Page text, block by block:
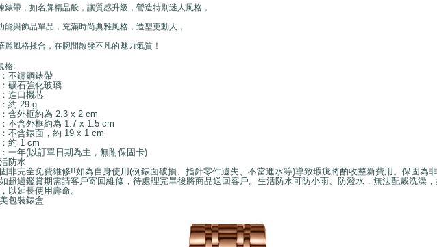
錶帶，如名牌精品般，讓質感升級，營造特別迷人風格，
能與飾品單品，充滿時尚典雅風格，造型更動人，
麗風格揉合，在腕間散發不凡的魅力氣質！
格:
不鏽鋼錶帶
礦石強化玻璃
進口機芯
約 29 g
含外框約為 2.3 x 2 cm
不含外框約為 1.7 x 1.5 cm
不含錶面，約 19 x 1 cm
約 1 cm
一年(以訂單日期為主，無附保固卡)
防水
非完全免費維修!!如為自身使用(例錶面破損、指針零件遺失、不當進水等)導致瑕疵將酌收整新費用。保固為
超過鑑賞期需請客戶寄回維修，待處理完畢後將商品送回客戶。生活防水可防小雨、防潑水，無法配戴洗澡
以延長使用壽命。
包裝錶盒